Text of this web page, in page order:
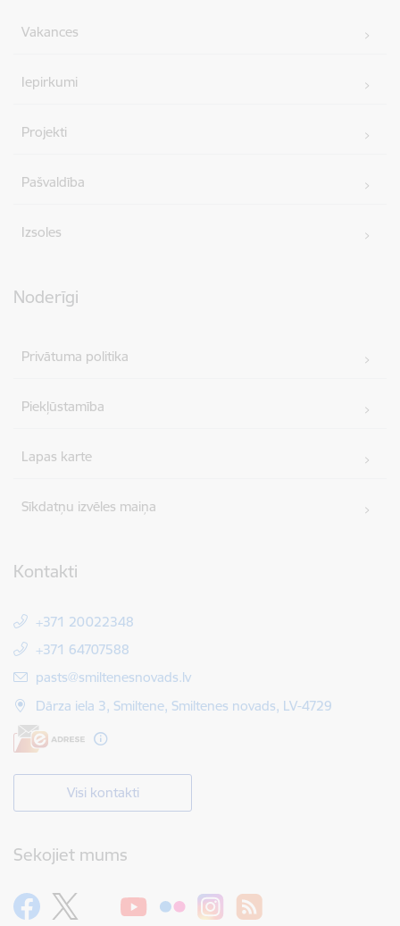
Vakances
Iepirkumi
Projekti
Pašvaldība
Izsoles
Noderīgi
Privātuma politika
Piekļūstamība
Lapas karte
Sīkdatņu izvēles maiņa
Kontakti
+371 20022348
+371 64707588
E-pasts:
pasts@smiltenesnovads.lv
Dārza iela 3, Smiltene, Smiltenes novads, LV-4729
Visi kontakti
Sekojiet mums